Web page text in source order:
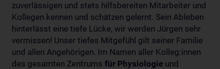
zuverlässigen und stets hilfsbereiten Mitarbeiter und
Kollegen kennen und schätzen gelernt. Sein Ableben
hinterlässt eine tiefe Lücke, wir werden Jürgen sehr
vermissen! Unser tiefes Mitgefühl gilt seiner Familie
und allen Angehörigen. Im Namen aller Kolleg:innen
des gesamten Zentrums für Physiologie und